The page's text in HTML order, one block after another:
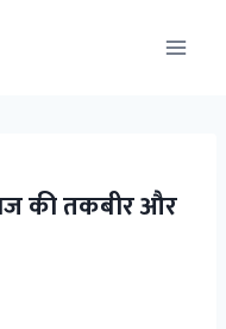
की तकबीर और